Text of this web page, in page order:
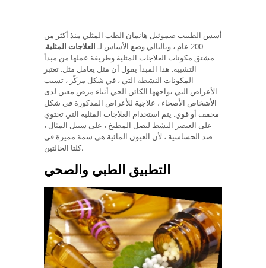
أسس الطبيب صموئيل هانمان الطب المثلي منذ أكثر من
200 عام ، وبالتالي وضع الأساس لـ
العلاجات المثلية.
مشتق مكونات العلاجات المثلية وطريقة عملها من مبدأ
التشبيه. هذا المبدأ يقول أن مثل يعامل مثل. تعتبر
المكونات النشطة التي ، في شكل مركّز ، تسبب
الأعراض التي يواجهها الكائن الحي أثناء مرض معين لدى
الأشخاص الأصحاء ، علاجية للأعراض المذكورة في شكل
مخفف أو قوي. يتم استخدام العلاجات المثلية التي تحتوي
على العنصر النشط لبصل المطبخ ، على سبيل المثال ،
ضد الحساسية ، لأن العيون المائية هي سمة مميزة في
كلتا الحالتين.
التطبيق الطبي والصحي